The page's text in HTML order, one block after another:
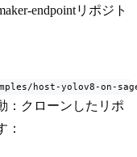
endpointリポジト
host-yolov8-on-
：クローンしたリポ
：